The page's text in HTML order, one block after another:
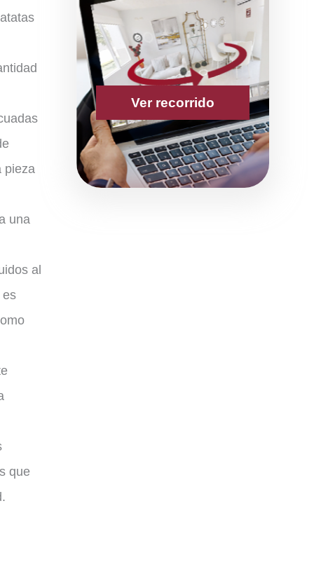
pieza
una
al
es
que
Ver recorrido